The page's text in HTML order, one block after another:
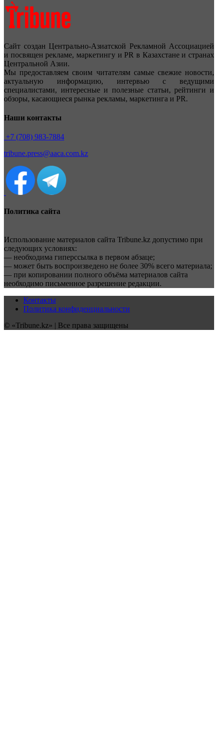
Сайт создан Центрально-Азиатской Рекламной Ассоциацией
и посвящен рекламе, маркетингу и PR в Казахстане и странах
Центральной Азии.
Мы предоставляем своим читателям самые свежие новости,
актуальную информацию, интервью с ведущими
специалистами, интересные и полезные статьи, рейтинги и
обзоры, касающиеся рынка рекламы, маркетинга и PR.
Наши контакты
+7 (708) 983-7884
tribune.press@aaca.com.kz
Политика сайта
Использование материалов сайта Tribune.kz допустимо при
следующих условиях:
— необходима гиперссылка в первом абзаце;
— может быть воспроизведено не более 30% всего материала;
— при копировании полного объёма материалов сайта
необходимо письменное разрешение редакции.
Контакты
Политика конфиденциальности
© «Tribune.kz» | Все права защищены